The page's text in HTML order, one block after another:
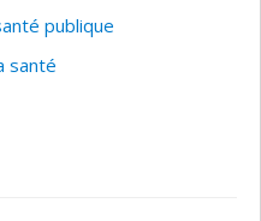
publique
santé